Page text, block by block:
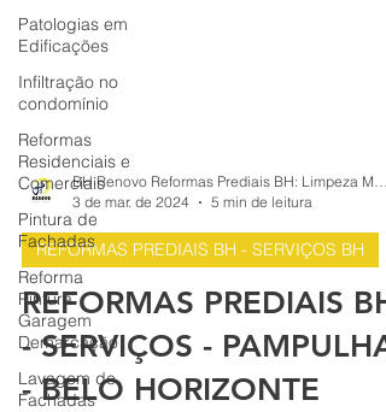
Patologias em
Edificações
Infiltração no
condomínio
Reformas
Residenciais e
Comerciais
Pintura de
Fachadas
Reforma
Pintura
Garagem
Demarcação
Lavagem de
Fachadas
3 de mar. de 2024
5 min de leitura
REFORMAS PREDIAIS BH - SERVIÇOS BH
REFORMAS PREDIAIS BH
- SERVIÇOS - PAMPULHA